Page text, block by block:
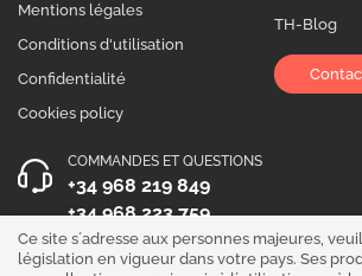
Mentions légales
Conditions d'utilisation
Confidentialité
Cookies policy
TH-Blog
COMMANDES ET QUESTIONS
+34 968 219 849
+34 968 223 759
HEURES D´OUVERTURE
Ce site s´adresse aux personnes majeures,
législation en vigueur dans votre pays. Ses